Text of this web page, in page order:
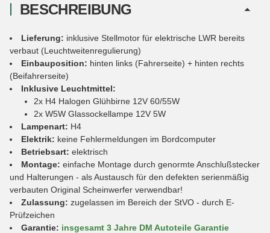
BESCHREIBUNG
Lieferung: inklusive Stellmotor für elektrische LWR bereits
verbaut (Leuchtweitenregulierung)
Einbauposition: hinten links (Fahrerseite) + hinten rechts
(Beifahrerseite)
Inklusive Leuchtmittel:
2x H4 Halogen Glühbirne 12V 60/55W
2x W5W Glassockellampe 12V 5W
Lampenart: H4
Elektrik: keine Fehlermeldungen im Bordcomputer
Betriebsart: elektrisch
Montage: einfache Montage durch genormte Anschlußstecker
und Halterungen - als Austausch für den defekten serienmäßig
verbauten Original Scheinwerfer verwendbar!
Zulassung: zugelassen im Bereich der StVO - durch E-
Prüfzeichen
Garantie: insgesamt 3 Jahre DM Autoteile Garantie